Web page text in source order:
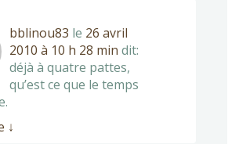
bblinou83 le 26 avril
2010 à 10 h 28 min dit:
déjà à quatre pattes,
qu’est ce que le temps
↓